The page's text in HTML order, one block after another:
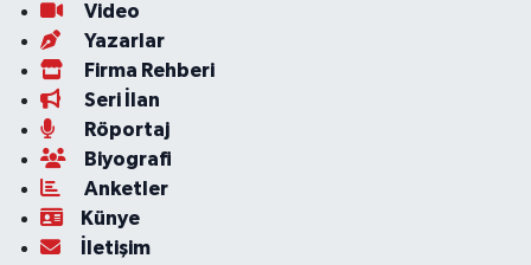
Video
Yazarlar
Firma Rehberi
Seri İlan
Röportaj
Biyografi
Anketler
Künye
İletişim